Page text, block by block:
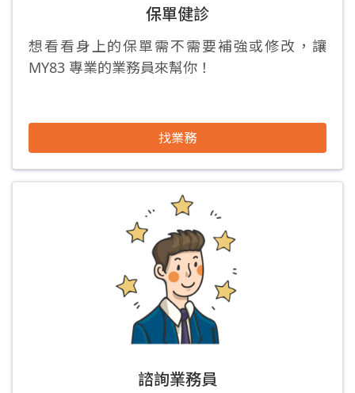
保單健診
想看看身上的保單需不需要補強或修改，讓
MY83 專業的業務員來幫你！
找業務
諮詢業務員